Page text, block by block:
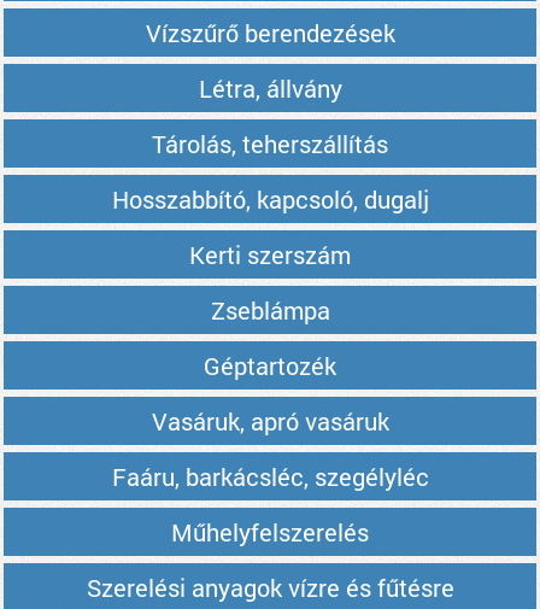
Vízszűrő berendezések
Létra, állvány
Tárolás, teherszállítás
Hosszabbító, kapcsoló, dugalj
Kerti szerszám
Zseblámpa
Géptartozék
Vasáruk, apró vasáruk
Faáru, barkácsléc, szegélyléc
Műhelyfelszerelés
Szerelési anyagok vízre és fűtésre